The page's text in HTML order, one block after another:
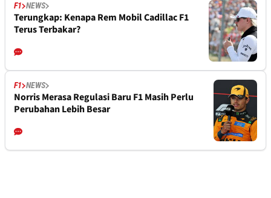
F1 NEWS
Terungkap: Kenapa Rem Mobil Cadillac F1
Terus Terbakar?
F1 NEWS
Norris Merasa Regulasi Baru F1 Masih Perlu
Perubahan Lebih Besar